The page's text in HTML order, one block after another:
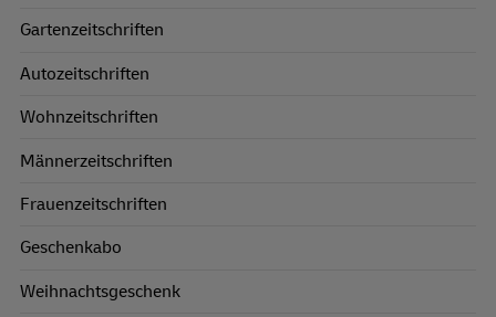
Gartenzeitschriften
Autozeitschriften
Wohnzeitschriften
Männerzeitschriften
Frauenzeitschriften
Geschenkabo
Weihnachtsgeschenk